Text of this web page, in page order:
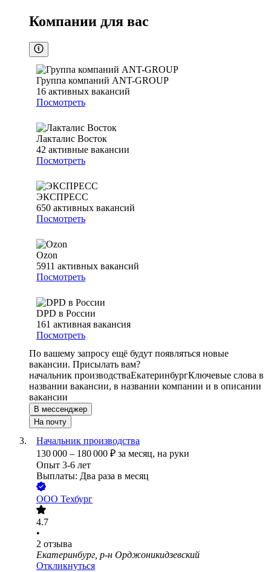
Компании для вас
Группа компаний ANT-GROUP
16 активных вакансий
Посмотреть
Лакталис Восток
42 активные вакансии
Посмотреть
ЭКСПРЕСС
650 активных вакансий
Посмотреть
Ozon
5911 активных вакансий
Посмотреть
DPD в России
161 активная вакансия
Посмотреть
По вашему запросу ещё будут появляться новые
вакансии. Присылать вам?
начальник производстваЕкатеринбургКлючевые слова в
названии вакансии, в названии компании и в описании
вакансии
В мессенджер
На почту
Начальник производства
130 000 – 180 000 ₽ за месяц, на руки
Опыт 3-6 лет
Выплаты: Два раза в месяц
ООО Техбург
4.7
•
2 отзыва
Екатеринбург, р-н Орджоникидзевский
Откликнуться